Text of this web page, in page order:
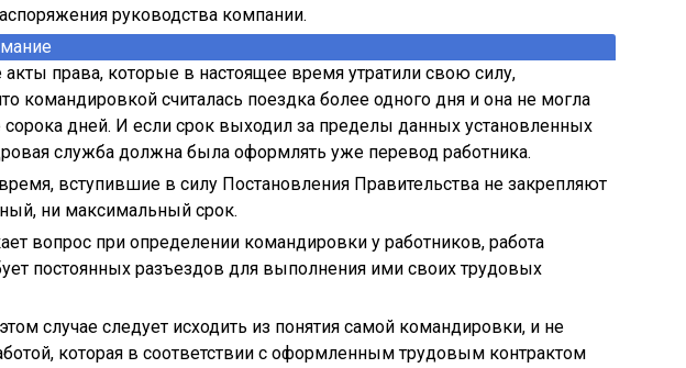
руководства компании.
права, которые в настоящее время утратили свою силу,
командировкой считалась поездка более одного дня и она не могла
дней. И если срок выходил за пределы данных установленных
служба должна была оформлять уже перевод работника.
вступившие в силу Постановления Правительства не закрепляют
ни максимальный срок.
вопрос при определении командировки у работников, работа
постоянных разъездов для выполнения ими своих трудовых
случае следует исходить из понятия самой командировки, и не
которая в соответствии с оформленным трудовым контрактом